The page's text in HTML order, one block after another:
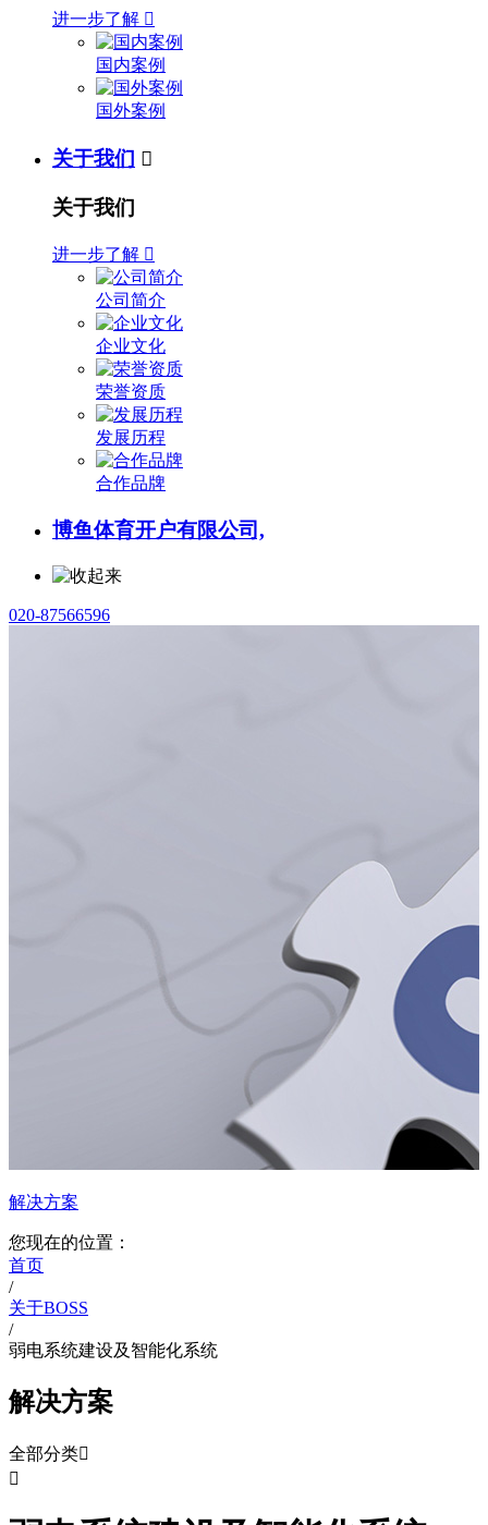
进一步了解 
国内案例
国外案例
关于我们 
关于我们
进一步了解 
公司简介
企业文化
荣誉资质
发展历程
合作品牌
博鱼体育开户有限公司,
020-87566596
解决方案
您现在的位置：
首页
/
关于BOSS
/
弱电系统建设及智能化系统
解决方案
全部分类
